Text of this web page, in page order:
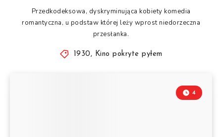
Przedkodeksowa, dyskryminująca kobiety komedia
romantyczna, u podstaw której leży wprost niedorzeczna
przesłanka.
1930, Kino pokryte pyłem
4